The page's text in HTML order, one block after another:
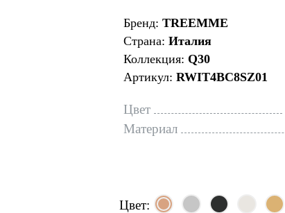
Бренд: TREEMME
Страна: Италия
Коллекция: Q30
Артикул: RWIT4BC8SZ01
Цвет
Материал
Цвет: